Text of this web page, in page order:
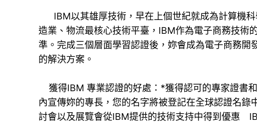
IBM以其雄厚技術，早在上個世紀就成為計算機
造業、物流最核心技術平臺，IBM作為電子商務技
準。完成三個層面學習認證後，妳會成為電子商務
的解決方案。
獲得IBM 專業認證的好處：*獲得認可的專家證書
內宣傳妳的專長，您的名字將被登記在全球認證名
討會以及展覽會從IBM提供的技術支持中得到優惠